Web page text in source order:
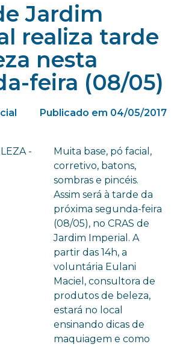
Jardim
realiza tarde
nesta
feira (08/05)
Publicado em 04/05/2017
Muita base, pó facial,
corretivo, batons,
sombras e pincéis.
Assim será à tarde da
próxima segunda-feira
(08/05), no CRAS de
Jardim Imperial. A
partir das 14h, a
voluntária Eulani
Maciel, consultora de
produtos de beleza,
estará no local
ensinando dicas de
maquiagem e como